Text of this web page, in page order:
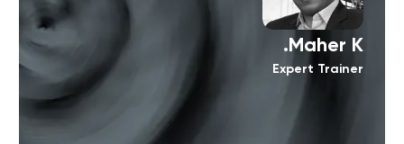
Maher K.
Expert Trainer